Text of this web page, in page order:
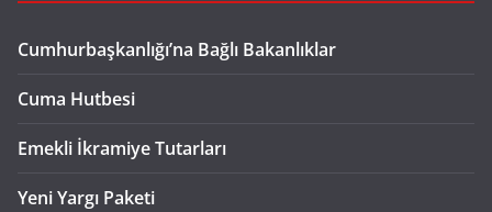
Cumhurbaşkanlığı’na Bağlı Bakanlıklar
Cuma Hutbesi
Emekli İkramiye Tutarları
Yeni Yargı Paketi